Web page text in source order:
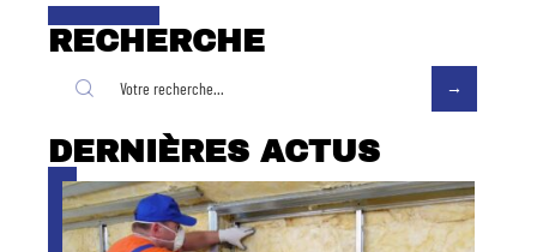
RECHERCHE
DERNIÈRES ACTUS